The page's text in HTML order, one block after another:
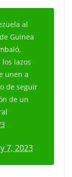
al
Guinea
lazos
unen a
de seguir
de un
7, 2023